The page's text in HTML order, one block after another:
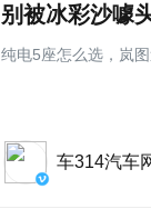
别被冰彩沙噱
纯电5座怎么选，岚
车314汽车